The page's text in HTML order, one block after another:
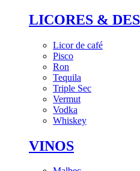
LICORES &
Licor de café
Pisco
Ron
Tequila
Triple Sec
Vermut
Vodka
Whiskey
VINOS